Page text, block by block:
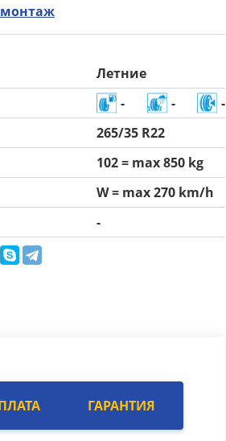
Летние
- -
-
265/35 R22
102 = max 850 kg
W = max 270 km/h
-
ГАРАНТИЯ